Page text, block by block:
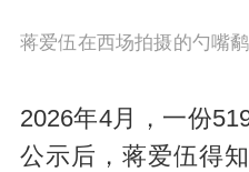
蒋爱伍在西场拍摄的勺嘴
2026年4月，一份
公示后，蒋爱伍得